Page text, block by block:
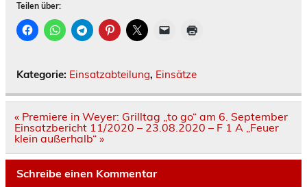
Teilen über:
Kategorie: Einsatzabteilung, Einsätze
Beitragsnavigation
« Premiere in Weyer: Grilltag „to go“ am 6. September
Einsatzbericht 11/2020 – 23.08.2020 – F 1 A „Feuer
klein außerhalb“ »
Schreibe einen Kommentar